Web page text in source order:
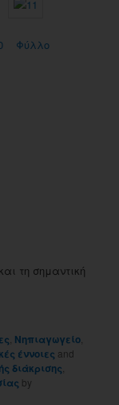
Φύλλο
τη σημαντική
Νηπιαγωγείο
έννοιες and
διάκρισης
by